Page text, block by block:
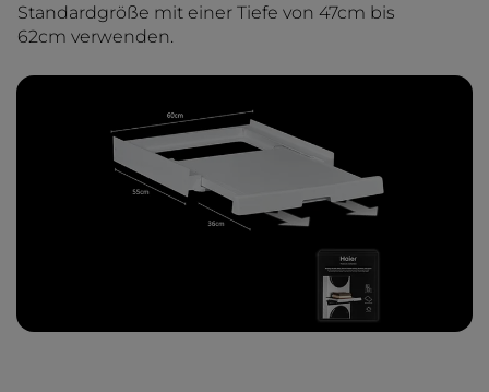
Standardgröße mit einer Tiefe von 47cm bis
62cm verwenden.